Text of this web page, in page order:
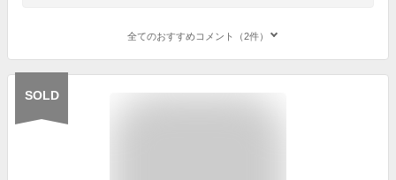
全てのおすすめコメント（2件）
SOLD